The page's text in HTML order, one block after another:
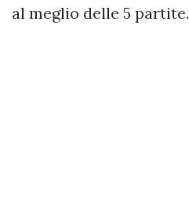
al meglio delle 5 partite.